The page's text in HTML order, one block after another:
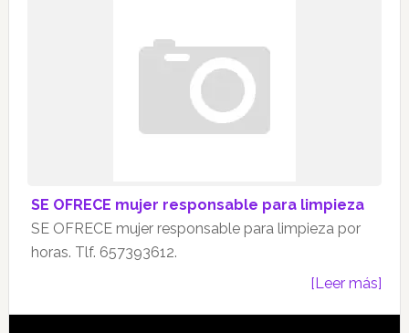
SE OFRECE mujer responsable para limpieza
SE OFRECE mujer responsable para limpieza por
horas. Tlf. 657393612.
[Leer más]